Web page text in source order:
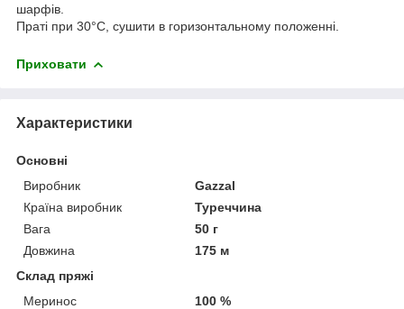
шарфів.
Праті при 30°С, сушити в горизонтальному положенні.
Приховати
Характеристики
Основні
Виробник
Gazzal
Країна виробник
Туреччина
Вага
50 г
Довжина
175 м
Склад пряжі
Меринос
100 %